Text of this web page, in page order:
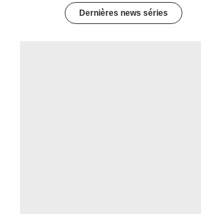
Dernières news séries